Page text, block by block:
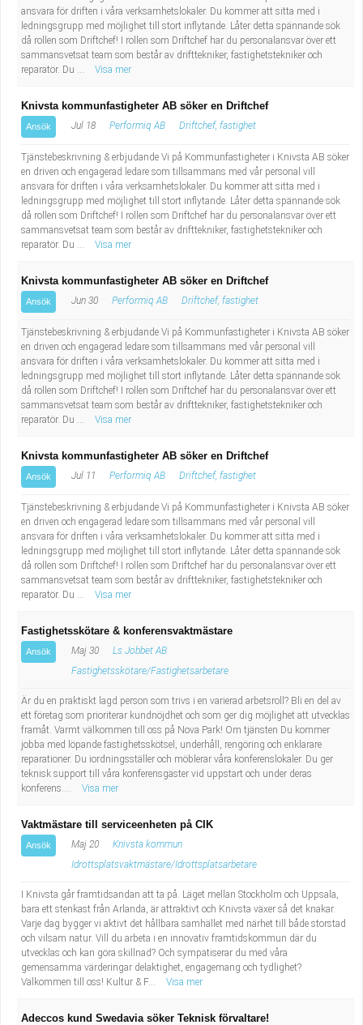
ansvara för driften i våra verksamhetslokaler. Du kommer att sitta med i
ledningsgrupp med möjlighet till stort inflytande. Låter detta spännande sök
då rollen som Driftchef! I rollen som Driftchef har du personalansvar över ett
sammansvetsat team som består av drifttekniker, fastighetstekniker och
reparatör. Du ...
Visa mer
Knivsta kommunfastigheter AB söker en Driftchef
Ansök Jul 18 Performiq AB Driftchef, fastighet
Tjänstebeskrivning & erbjudande Vi på Kommunfastigheter i Knivsta AB söker
en driven och engagerad ledare som tillsammans med vår personal vill
ansvara för driften i våra verksamhetslokaler. Du kommer att sitta med i
ledningsgrupp med möjlighet till stort inflytande. Låter detta spännande sök
då rollen som Driftchef! I rollen som Driftchef har du personalansvar över ett
sammansvetsat team som består av drifttekniker, fastighetstekniker och
reparatör. Du ...
Visa mer
Knivsta kommunfastigheter AB söker en Driftchef
Ansök Jun 30 Performiq AB Driftchef, fastighet
Tjänstebeskrivning & erbjudande Vi på Kommunfastigheter i Knivsta AB söker
en driven och engagerad ledare som tillsammans med vår personal vill
ansvara för driften i våra verksamhetslokaler. Du kommer att sitta med i
ledningsgrupp med möjlighet till stort inflytande. Låter detta spännande sök
då rollen som Driftchef! I rollen som Driftchef har du personalansvar över ett
sammansvetsat team som består av drifttekniker, fastighetstekniker och
reparatör. Du ...
Visa mer
Knivsta kommunfastigheter AB söker en Driftchef
Ansök Jul 11 Performiq AB Driftchef, fastighet
Tjänstebeskrivning & erbjudande Vi på Kommunfastigheter i Knivsta AB söker
en driven och engagerad ledare som tillsammans med vår personal vill
ansvara för driften i våra verksamhetslokaler. Du kommer att sitta med i
ledningsgrupp med möjlighet till stort inflytande. Låter detta spännande sök
då rollen som Driftchef! I rollen som Driftchef har du personalansvar över ett
sammansvetsat team som består av drifttekniker, fastighetstekniker och
reparatör. Du ...
Visa mer
Fastighetsskötare & konferensvaktmästare
Ansök Maj 30
Ls Jobbet AB
Fastighetsskötare/Fastighetsarbetare
Är du en praktiskt lagd person som trivs i en varierad arbetsroll? Bli en del av
ett företag som prioriterar kundnöjdhet och som ger dig möjlighet att utvecklas
framåt. Varmt välkommen till oss på Nova Park! Om tjänsten Du kommer
jobba med löpande fastighetsskötsel, underhåll, rengöring och enklarare
reparationer. Du iordningsställer och möblerar våra konferenslokaler. Du ger
teknisk support till våra konferensgäster vid uppstart och under deras
konferens....
Visa mer
Vaktmästare till serviceenheten på CIK
Ansök Maj 20
Knivsta kommun
Idrottsplatsvaktmästare/Idrottsplatsarbetare
I Knivsta går framtidsandan att ta på. Läget mellan Stockholm och Uppsala,
bara ett stenkast från Arlanda, är attraktivt och Knivsta växer så det knakar.
Varje dag bygger vi aktivt det hållbara samhället med närhet till både storstad
och vilsam natur. Vill du arbeta i en innovativ framtidskommun där du
utvecklas och kan göra skillnad? Och sympatiserar du med våra
gemensamma värderingar delaktighet, engagemang och tydlighet?
Välkommen till oss! Kultur & F...
Visa mer
Adeccos kund Swedavia söker Teknisk förvaltare!